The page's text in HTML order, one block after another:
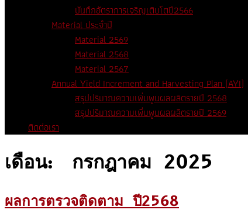
บันทึกอัตราการเจริญเติบโตปี2566
Material ประจำปี
Material 2569
Material 2568
Material 2567
Annual Yield Increment and Harvesting Plan (AYI)
สรุปปริมาณความเพิ่มพูนผลผลิตรายปี 2568
สรุปปริมาณความเพิ่มพูนผลผลิตรายปี 2569
ติดต่อเรา
เดือน: กรกฎาคม 2025
ผลการตรวจติดตาม ปี2568